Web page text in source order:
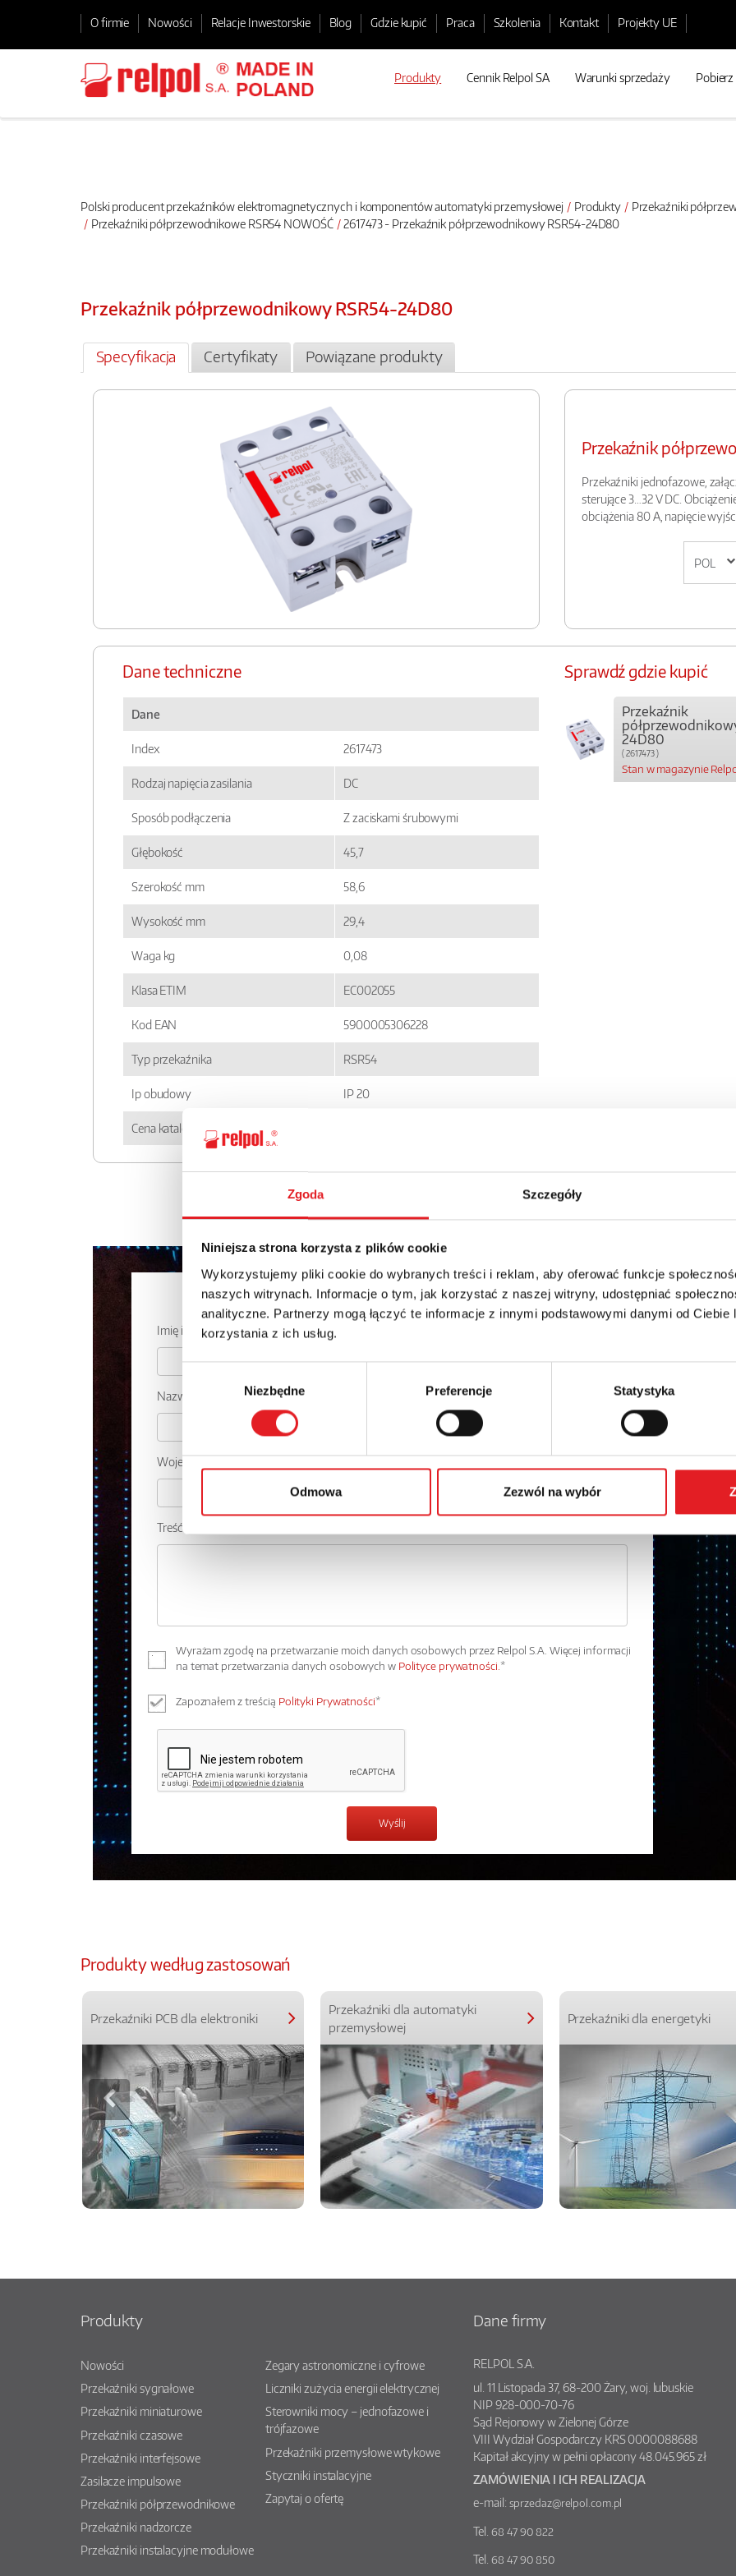
Zgoda Szczegóły
Niniejsza strona korzysta z plików cookie
Wykorzystujemy pliki cookie do wybranych treści i reklam, aby oferować funkcje
naszych witrynach. Informacje o tym, jak korzystać z naszej witryny, udostępniać
analityczne. Partnerzy mogą łączyć te informacje z innymi podstawowymi danymi od
korzystania z ich usług.
zgody
Niezbędne Preferencje Statystyka
Odmowa Zezwól na wybór
O firmie Nowości Relacje Inwestorskie Blog Gdzie kupić Praca Szkolenia Kontakt Projekty UE
Produkty Cennik Relpol SA Warunki sprzedaży Pobierz
Polski producent przekaźników elektromagnetycznych i komponentów automatyki przemysłowej Produkty
Przekaźniki
Przekaźniki półprzewodnikowe RSR54 NOWOŚĆ
2617473 - Przekaźnik półprzewodnikowy RSR54-24D80
Przekaźnik półprzewodnikowy RSR54-24D80
Specyfikacja Certyfikaty Powiązane produkty
Przekaźnik
Przekaźniki jednofazowe,
sterujące 3…32 V DC.
obciążenia 80 A, napięcie
Dane techniczne
Dane
Index 2617473
Rodzaj napięcia zasilania DC
Sposób podłączenia Z zaciskami śrubowymi
Głębokość 45,7
Szerokość mm 58,6
Wysokość mm 29,4
Waga kg 0,08
Klasa ETIM EC002055
Kod EAN 5900005306228
Typ przekaźnika RSR54
Ip obudowy IP 20
Cena katalogowa
Sprawdź gdzie kupić
Przekaźnik
24D80
( 2617473 )
Stan w magazynie
Zapytaj o szczegóły oferty
Imię i nazwisko: *
Nazwa firmy: Numer telefonu:
Województwo:
Treść: *
Wyrażam zgodę na przetwarzanie moich danych osobowych przez Relpol S.A. Więcej informacji
na temat przetwarzania danych osobowych w Polityce prywatności.*
Zapoznałem z treścią Polityki Prywatności*
Produkty według zastosowań
Przekaźniki PCB dla elektroniki
Przekaźniki dla automatyki
przemysłowej
Przekaźniki dla energetyki
Produkty
Nowości
Przekaźniki sygnałowe
Przekaźniki miniaturowe
Przekaźniki czasowe
Przekaźniki interfejsowe
Zasilacze impulsowe
Przekaźniki półprzewodnikowe
Przekaźniki nadzorcze
Przekaźniki instalacyjne modułowe
Zegary astronomiczne i cyfrowe
Liczniki zużycia energii elektrycznej
Sterowniki mocy – jednofazowe i
trójfazowe
Przekaźniki przemysłowe wtykowe
Styczniki instalacyjne
Zapytaj o ofertę
Dane firmy
RELPOL S.A.
ul. 11 Listopada 37,68-200Żary, woj. lubuskie
NIP 928-000-70-76
Sąd Rejonowy w Zielonej Górze
VIII Wydział Gospodarczy KRS 0000088688
Kapitał akcyjny w pełni opłacony 48.045.965 zł
ZAMÓWIENIA I ICH REALIZACJA
e-mail: sprzedaz@relpol.com.pl
Tel. 68 47 90 822
Tel. 68 47 90 850